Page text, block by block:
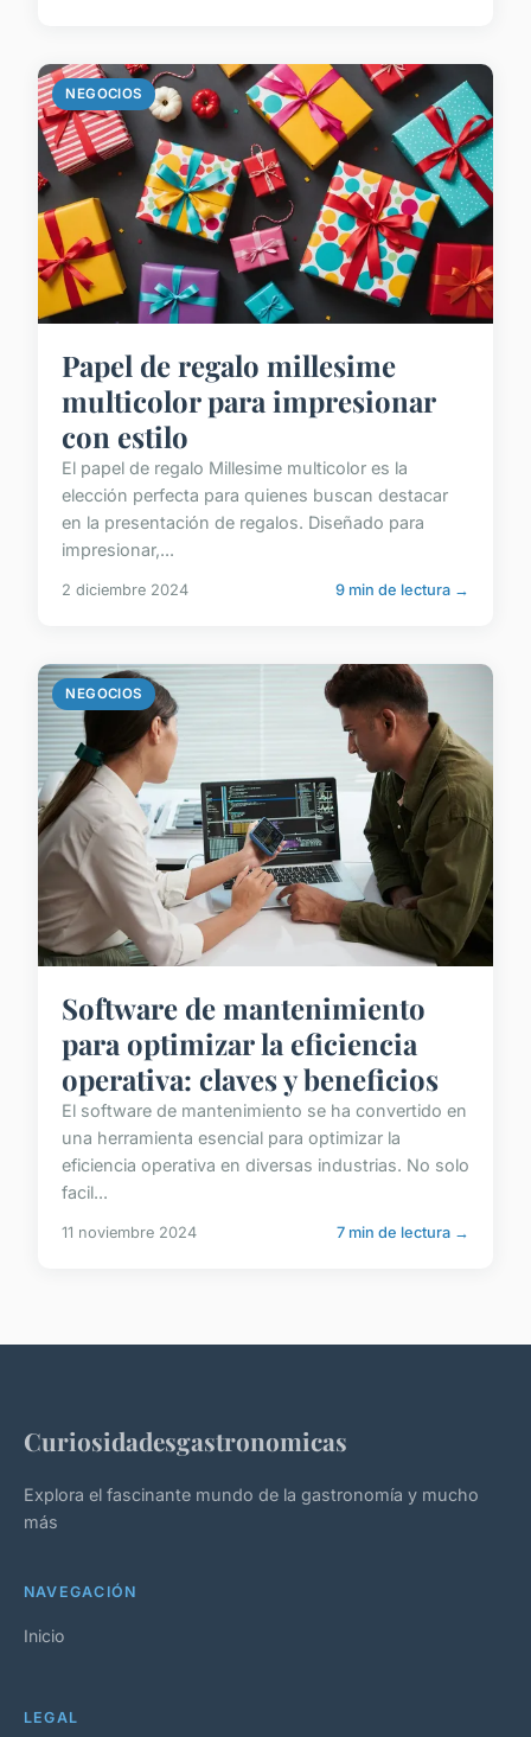
NEGOCIOS
Papel de regalo millesime
multicolor para impresionar
con estilo
El papel de regalo Millesime multicolor es la
elección perfecta para quienes buscan destacar
en la presentación de regalos. Diseñado para
impresionar,...
2 diciembre 2024 9 min de lectura →
NEGOCIOS
Software de mantenimiento
para optimizar la eficiencia
operativa: claves y beneficios
El software de mantenimiento se ha convertido en
una herramienta esencial para optimizar la
eficiencia operativa en diversas industrias. No solo
facil...
11 noviembre 2024 7 min de lectura →
Curiosidadesgastronomicas
Explora el fascinante mundo de la gastronomía y mucho
más
NAVEGACIÓN
Inicio
LEGAL